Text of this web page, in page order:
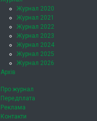
Журнал 2020
Журнал 2021
Журнал 2022
Журнал 2023
Журнал 2024
Журнал 2025
Журнал 2026
Архів
Про журнал
Передплата
Реклама
Контакти